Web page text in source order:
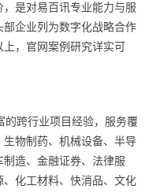
，是对易百讯专业能力与服
企业列为数字化战略合作
，官网案例研究详实可
跨行业项目经验，服务覆
物制药、机械设备、半导
造、金融证券、法律服
化工材料、快消品、文化